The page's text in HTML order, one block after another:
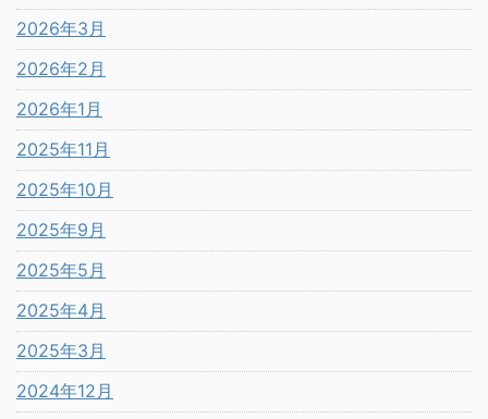
2026年3月
2026年2月
2026年1月
2025年11月
2025年10月
2025年9月
2025年5月
2025年4月
2025年3月
2024年12月